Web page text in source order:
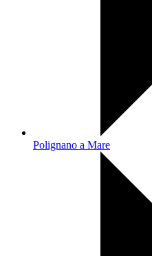
Polignano a Mare